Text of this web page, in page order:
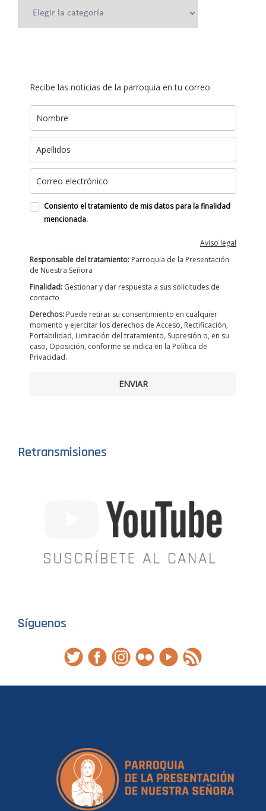
Recibe las noticias de la parroquia en tu correo
Consiento el tratamiento de mis datos para la finalidad
mencionada.
Aviso legal
Responsable del tratamiento: Parroquia de la Presentación
de Nuestra Señora
Finalidad: Gestionar y dar respuesta a sus solicitudes de
contacto
Derechos: Puede retirar su consentimiento en cualquier
momento y ejercitar los derechos de Acceso, Rectificación,
Portabilidad, Limitación del tratamiento, Supresión o, en su
caso, Oposición, conforme se indica en la Política de
Privacidad.
ENVIAR
Retransmisiones
Síguenos